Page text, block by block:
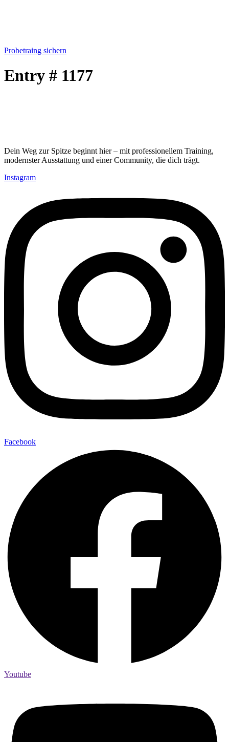
Probetraing sichern
Entry # 1177
Dein Weg zur Spitze beginnt hier – mit professionellem Training,
modernster Ausstattung und einer Community, die dich trägt.
Instagram
Facebook
Youtube